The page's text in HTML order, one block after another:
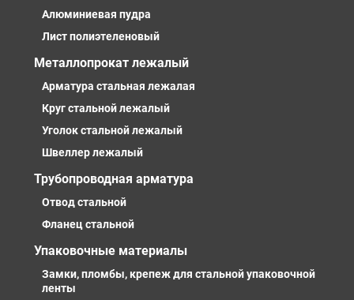
Алюминиевая пудра
Лист полиэтеленовый
Металлопрокат лежалый
Арматура стальная лежалая
Круг стальной лежалый
Уголок стальной лежалый
Швеллер лежалый
Трубопроводная арматура
Отвод стальной
Фланец стальной
Упаковочные материалы
Замки, пломбы, крепеж для стальной упаковочной
ленты